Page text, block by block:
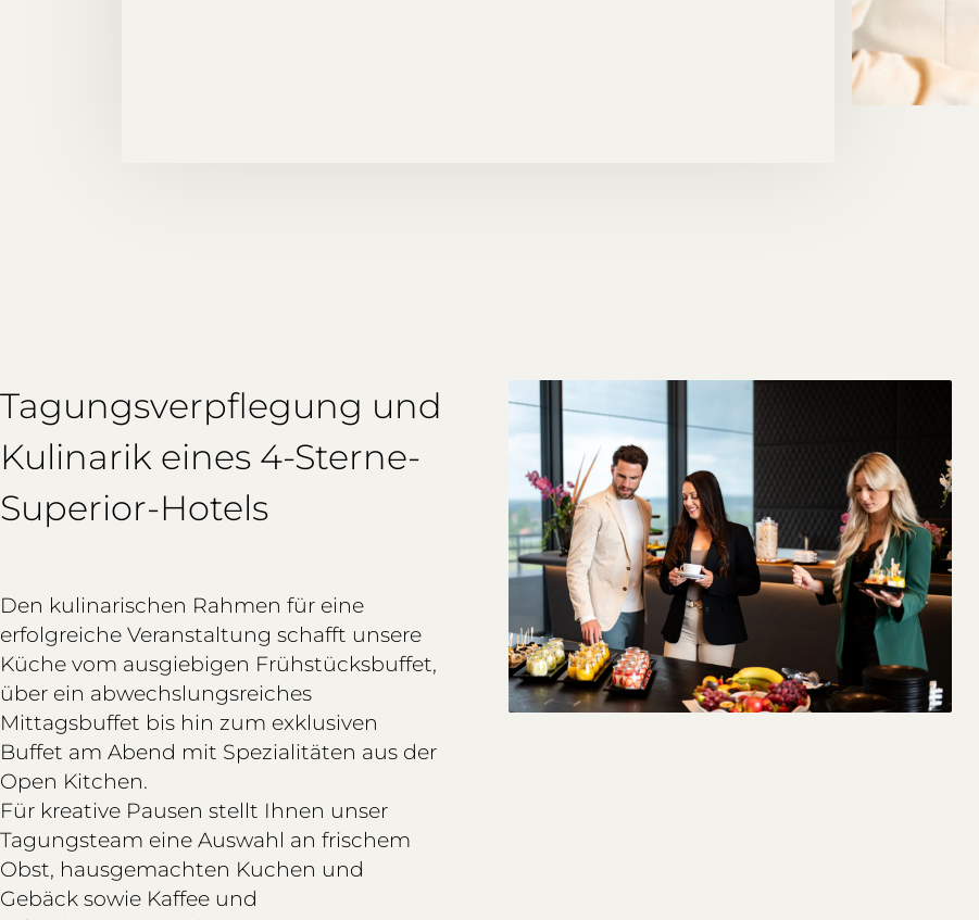
Tagungsverpflegung und
Kulinarik eines 4-Sterne-
Superior-Hotels
Den kulinarischen Rahmen für eine
erfolgreiche Veranstaltung schafft unsere
Küche vom ausgiebigen Frühstücksbuffet,
über ein abwechslungsreiches
Mittagsbuffet bis hin zum exklusiven
Buffet am Abend mit Spezialitäten aus der
Open Kitchen.
Für kreative Pausen stellt Ihnen unser
Tagungsteam eine Auswahl an frischem
Obst, hausgemachten Kuchen und
Gebäck sowie Kaffee und